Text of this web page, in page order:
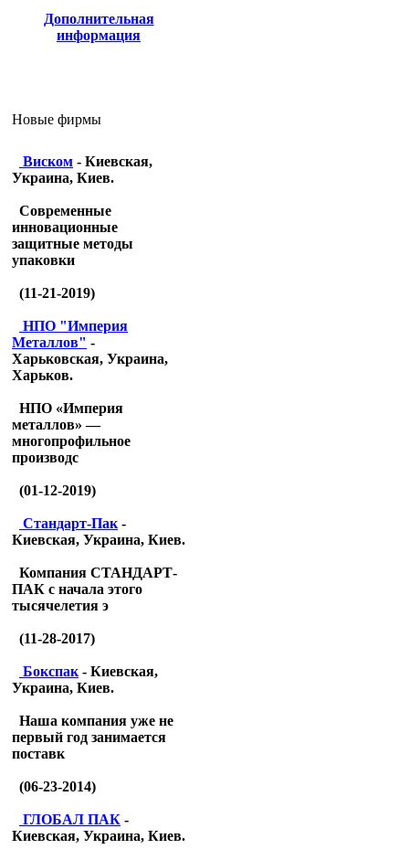
Дополнительная
информация
Новые фирмы
Виском - Киевская,
Украина, Киев.
Современные
инновационные
защитные методы
упаковки
(11-21-2019)
НПО "Империя
Металлов" -
Харьковская, Украина,
Харьков.
НПО «Империя
металлов» —
многопрофильное
производс
(01-12-2019)
Стандарт-Пак -
Киевская, Украина, Киев.
Компания СТАНДАРТ-
ПАК с начала этого
тысячелетия э
(11-28-2017)
Бокспак - Киевская,
Украина, Киев.
Наша компания уже не
первый год занимается
поставк
(06-23-2014)
ГЛОБАЛ ПАК -
Киевская, Украина, Киев.